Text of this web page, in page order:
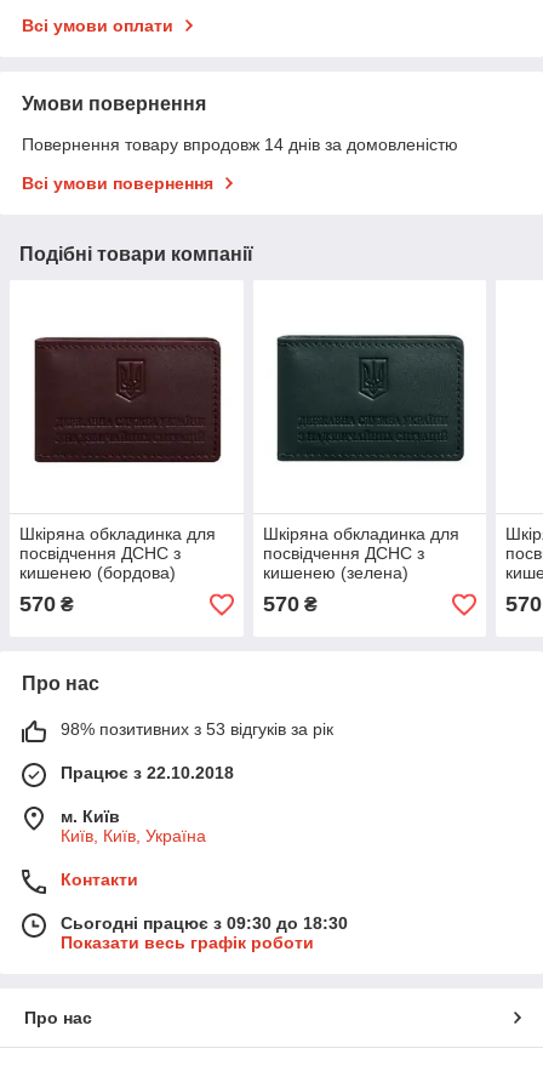
Всі умови оплати
Умови повернення
Повернення товару впродовж 14 днів за домовленістю
Всі умови повернення
Подібні товари компанії
Шкіряна обкладинка для
посвідчення ДСНС з
кишенею (бордова)
570 ₴
Шкіряна обкладинка для
посвідчення ДСНС з
кишенею (зелена)
570₴ 570
Про нас
98% позитивних з 53 відгуків за рік
Працює з 22.10.2018
м. Київ
Київ, Київ, Україна
Контакти
Сьогодні працює з 09:30 до 18:30
Показати весь графік роботи
Про нас